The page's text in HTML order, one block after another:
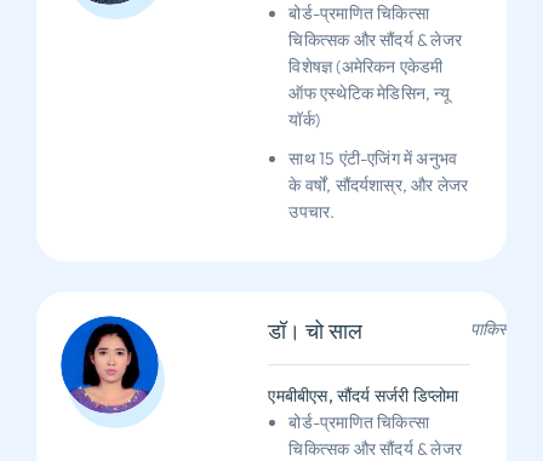
बोर्ड-प्रमाणित चिकित्सा
चिकित्सक और सौंदर्य & लेजर
विशेषज्ञ (अमेरिकन एकेडमी
ऑफ एस्थेटिक मेडिसिन, न्यू
यॉर्क)
साथ 15 एंटी-एजिंग में अनुभव
के वर्षों, सौंदर्यशास्र, और लेजर
उपचार.
डॉ। चो साल पाकिस्तान
एमबीबीएस, सौंदर्य सर्जरी डिप्लोमा
बोर्ड-प्रमाणित चिकित्सा
चिकित्सक और सौंदर्य & लेजर